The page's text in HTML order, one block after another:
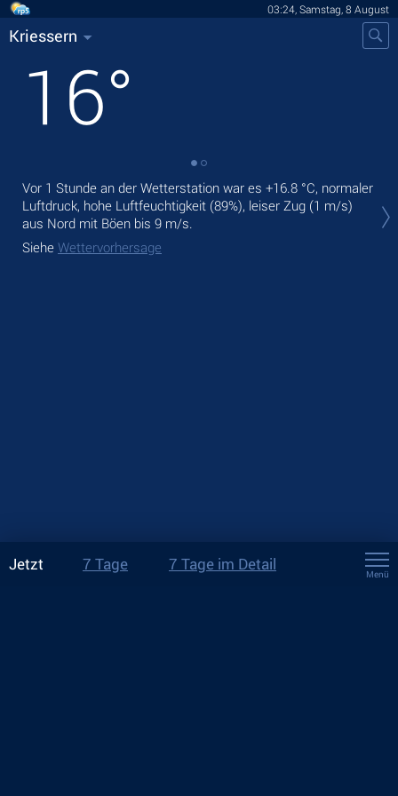
03:24, Samstag, 8 August
Kriessern
16°
Vor 1 Stunde an der Wetterstation war es +16.8 °C, normaler
Luftdruck, hohe Luftfeuchtigkeit (89%), leiser Zug (1 m/s)
aus Nord mit Böen bis 9 m/s.
Siehe Wettervorhersage
Jetzt 7 Tage 7 Tage im Detail
Menü